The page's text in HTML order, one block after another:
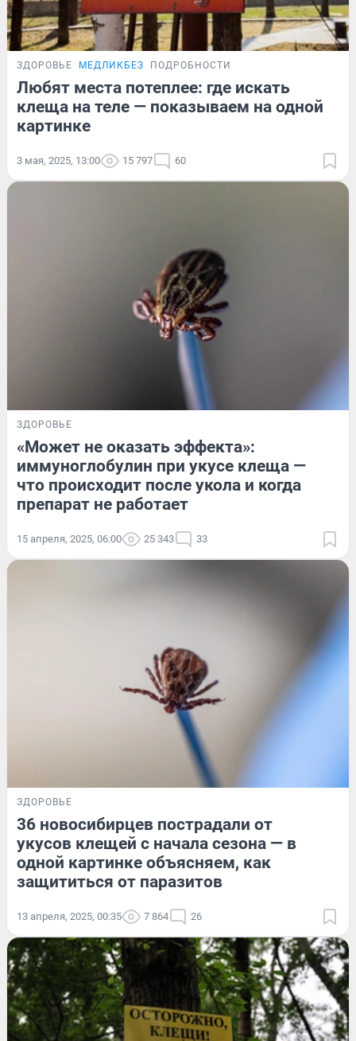
ЗДОРОВЬЕ МЕДЛИКБЕЗ ПОДРОБНОСТИ
Любят места потеплее: где искать
клеща на теле — показываем на одной
картинке
3 мая, 2025, 13:00 15 797 60
ЗДОРОВЬЕ
«Может не оказать эффекта»:
иммуноглобулин при укусе клеща —
что происходит после укола и когда
препарат не работает
15 апреля, 2025, 06:00 25 343 33
ЗДОРОВЬЕ
36 новосибирцев пострадали от
укусов клещей с начала сезона — в
одной картинке объясняем, как
защититься от паразитов
13 апреля, 2025, 00:35 7 864 26